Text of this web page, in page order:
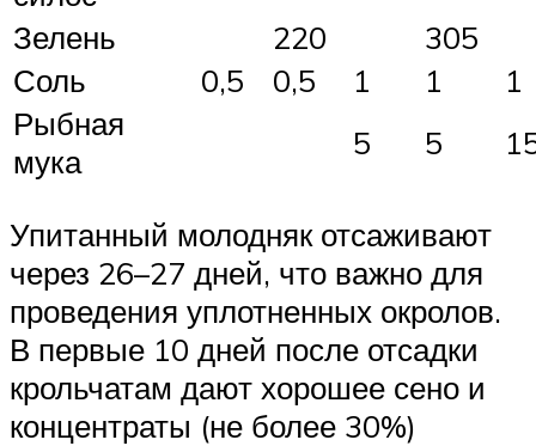
Зелень
220
305
Соль
0,5 0,5 1 1
1
Рыбная
мука
5 5
Упитанный молодняк отсаживают
через 26–27 дней, что важно для
проведения уплотненных окролов.
В первые 10 дней после отсадки
крольчатам дают хорошее сено и
концентраты (не более 30%)